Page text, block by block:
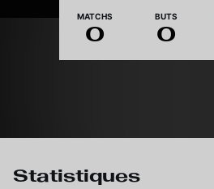
MATCHS
0
BUTS
0
Statistiques